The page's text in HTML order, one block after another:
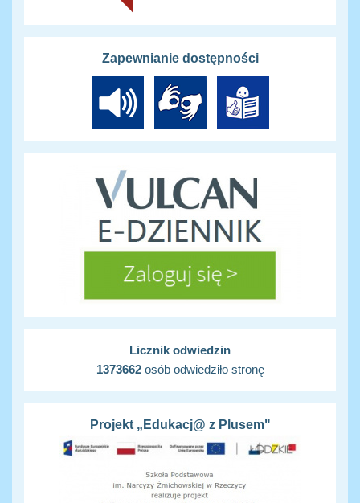
Zapewnianie dostępności
Licznik odwiedzin
1373662osób odwiedziło stronę
Projekt „Edukacj@ z Plusem"